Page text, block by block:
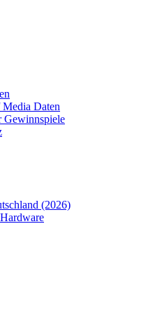
Media Daten
Gewinnspiele
(2026)